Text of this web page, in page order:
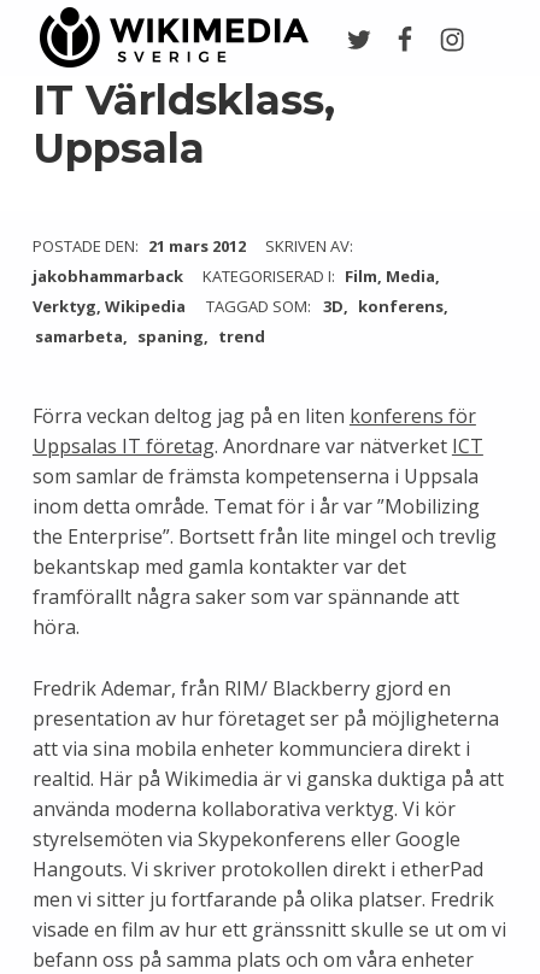
IT Världsklass,
Uppsala
POSTADE DEN: 21 mars 2012
SKRIVEN AV:
jakobhammarback
KATEGORISERAD I: Film, Media,
Verktyg, Wikipedia TAGGAD SOM: 3D
konferens
samarbeta
spaning trend
Förra veckan deltog jag på en liten konferens för
Uppsalas IT företag. Anordnare var nätverket ICT
som samlar de främsta kompetenserna i Uppsala
inom detta område. Temat för i år var ”Mobilizing
the Enterprise”. Bortsett från lite mingel och trevlig
bekantskap med gamla kontakter var det
framförallt några saker som var spännande att
höra.
Fredrik Ademar, från RIM/ Blackberry gjord en
presentation av hur företaget ser på möjligheterna
att via sina mobila enheter kommunciera direkt i
realtid. Här på Wikimedia är vi ganska duktiga på att
använda moderna kollaborativa verktyg. Vi kör
styrelsemöten via Skypekonferens eller Google
Hangouts. Vi skriver protokollen direkt i etherPad
men vi sitter ju fortfarande på olika platser. Fredrik
visade en film av hur ett gränssnitt skulle se ut om vi
befann oss på samma plats och om våra enheter